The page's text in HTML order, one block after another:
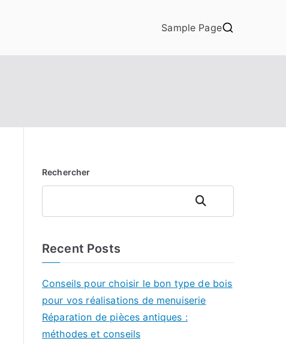
Sample Page
Rechercher
Rechercher
Recent Posts
Conseils pour choisir le bon type de bois
pour vos réalisations de menuiserie
Réparation de pièces antiques :
méthodes et conseils